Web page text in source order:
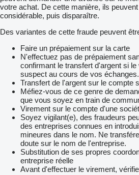
votre achat. De cette manière, ils
considérable, puis disparaître.
Des variantes de cette fraude peuvent
Faire un prépaiement sur la carte
N'effectuez pas de prépaiement
confirmant le transfert d'argent si
suspect au cours de vos échanges.
Transfert de l'argent sur le compte
Méfiez-vous de ce genre de
que vous soyez en train de
Virement sur le compte d'une
Soyez vigilant(e), des fraudeurs
des entreprises connues en
mineures dans le nom. Ne
doute sur le nom de l'entreprise.
Substitution de ses propres
entreprise réelle
Avant d'effectuer le virement,